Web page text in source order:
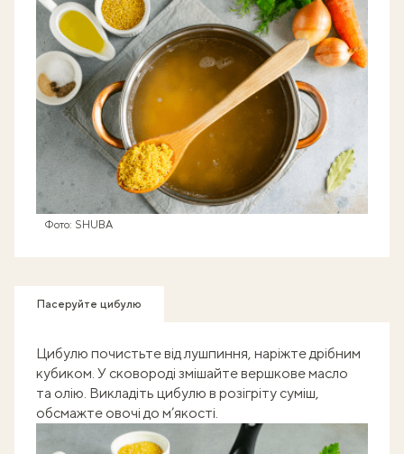
Фото: SHUBA
Пасеруйте цибулю
Цибулю почистьте від лушпиння, наріжте дрібним
кубиком. У сковороді змішайте вершкове масло
та олію. Викладіть цибулю в розігріту суміш,
обсмажте овочі до м’якості.